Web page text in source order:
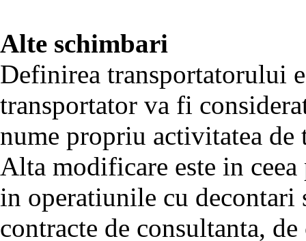
Alte schimbari
Definirea transportatorului
transportator va fi
nume propriu activitatea de
Alta modificare este in
in operatiunile cu decontari
contracte de consultanta,